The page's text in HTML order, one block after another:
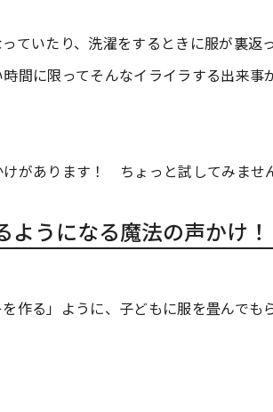
ていたり、洗濯をするときに服が裏返
間に限ってそんなイライラする出来事
があります！ ちょっと試してみませ
うになる魔法の声かけ！
作る」ように、子どもに服を畳んでも